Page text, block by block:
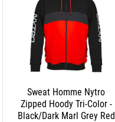
Sweat Homme Nytro
Zipped Hoody Tri-Color -
Black/Dark Marl Grey Red